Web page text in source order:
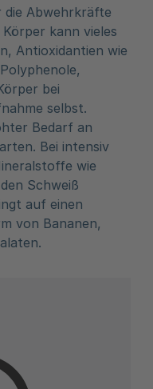
die Abwehrkräfte
kann vieles
Antioxidantien wie
bei
selbst.
Bedarf an
Bei intensiv
wie
Schweiß
auf einen
von Bananen,